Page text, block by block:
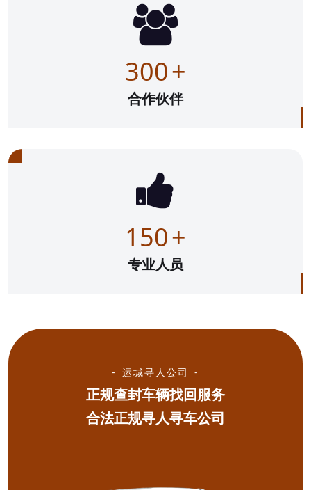
300+
合作伙伴
150+
专业人员
运城寻人公司
正规查封车辆找回服务
合法正规寻人寻车公司